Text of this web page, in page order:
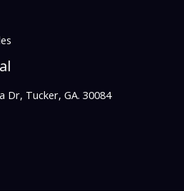
Dr, Tucker, GA. 30084